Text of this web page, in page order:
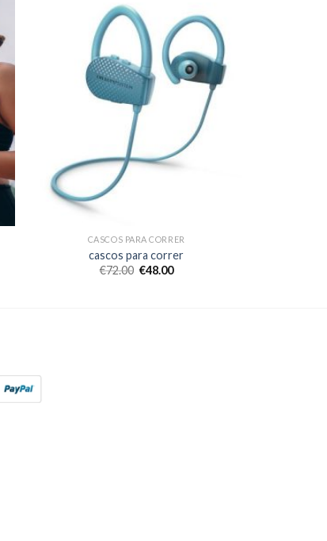
CASCOS PARA CORRER
cascos para correr
€72.00 €48.00